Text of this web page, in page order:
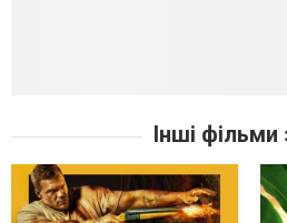
Інші фільми